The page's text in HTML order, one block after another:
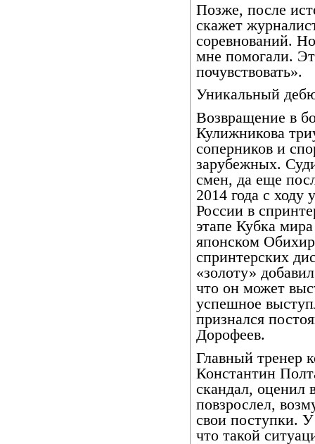
Позже, после
скажет
соревнований.
мне помогали.
почувствовать».
Уникальный
Возвращение в
Кулижникова
соперников и
зарубежных.
смен, да еще
2014 года с ходу
России в
этапе Кубка
японском
спринтерских
«золоту»
что он может
успешное
признался
Дорофеев.
Главный тренер
Константин
скандал, оценил
повзрослел,
свои поступки.
что такой